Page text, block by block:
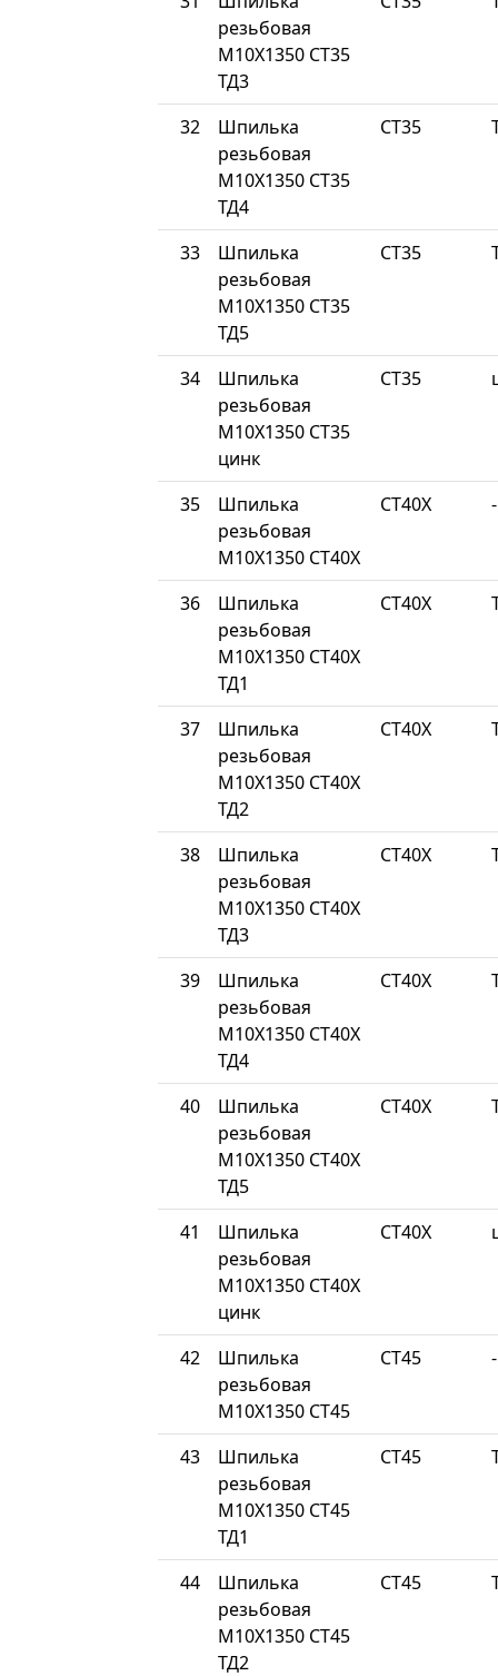
резьбовая
М10Х1350 СТ35
ТД3
32
Шпилька
резьбовая
М10Х1350 СТ35
ТД4
СТ35
33
Шпилька
резьбовая
М10Х1350 СТ35
ТД5
СТ35
34
Шпилька
резьбовая
М10Х1350 СТ35
цинк
СТ35
35
Шпилька
резьбовая
М10Х1350 СТ40Х
СТ40Х -
36
Шпилька
резьбовая
М10Х1350 СТ40Х
ТД1
СТ40Х
37
Шпилька
резьбовая
М10Х1350 СТ40Х
ТД2
СТ40Х
38
Шпилька
резьбовая
М10Х1350 СТ40Х
ТД3
СТ40Х
39
Шпилька
резьбовая
М10Х1350 СТ40Х
ТД4
СТ40Х
40
Шпилька
резьбовая
М10Х1350 СТ40Х
ТД5
СТ40Х
41
Шпилька
резьбовая
М10Х1350 СТ40Х
цинк
СТ40Х
42
Шпилька
резьбовая
М10Х1350 СТ45
СТ45 -
43
Шпилька
резьбовая
М10Х1350 СТ45
ТД1
СТ45
44
Шпилька
резьбовая
М10Х1350 СТ45
ТД2
СТ45